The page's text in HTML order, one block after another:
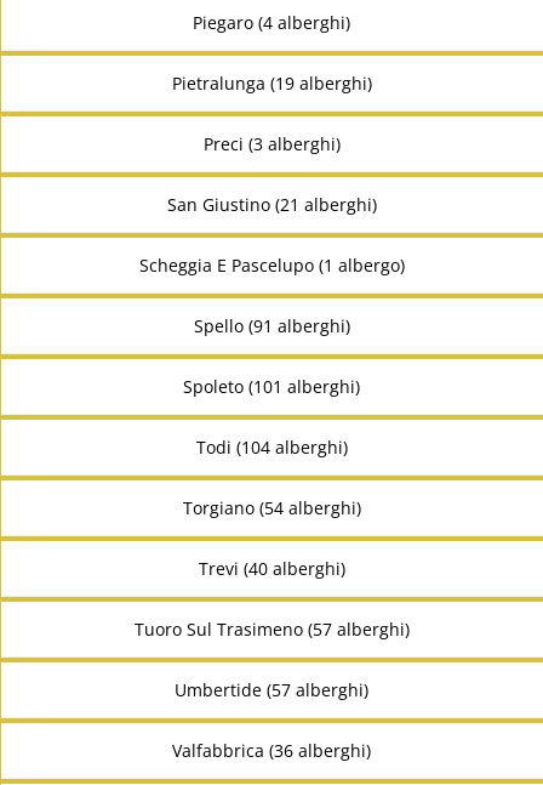
Piegaro (4 alberghi)
Pietralunga (19 alberghi)
Preci (3 alberghi)
San Giustino (21 alberghi)
Scheggia E Pascelupo (1 albergo)
Spello (91 alberghi)
Spoleto (101 alberghi)
Todi (104 alberghi)
Torgiano (54 alberghi)
Trevi (40 alberghi)
Tuoro Sul Trasimeno (57 alberghi)
Umbertide (57 alberghi)
Valfabbrica (36 alberghi)